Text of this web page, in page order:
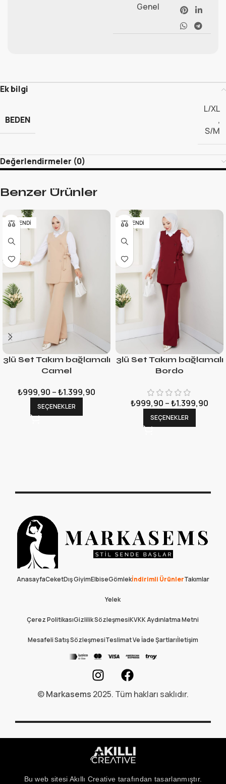
Genel
Ek bilgi
BEDEN
L/XL
,
S/M
Değerlendirmeler (0)
Benzer Ürünler
TÜKENDI
3lü Set Takım bağlamalı
Camel
₺999,90 –₺1.399,90
SEÇENEKLER
TÜKENDI
3lü Set Takım bağlamalı
Bordo
₺999,90 –₺1.399,90
SEÇENEKLER
AnasayfaCeketDış GiyimElbiseGömlekİndirimli ÜrünlerTakımlar
Yelek
Çerez PolitikasıGizlilik SözleşmesiKVKK Aydınlatma Metni
Mesafeli Satış SözleşmesiTeslimat Ve İade Şartlarıİletişim
©Markasems 2025. Tüm hakları saklıdır.
Bu web sitesi Akıllı Creative tarafından tasarlanmıştır.